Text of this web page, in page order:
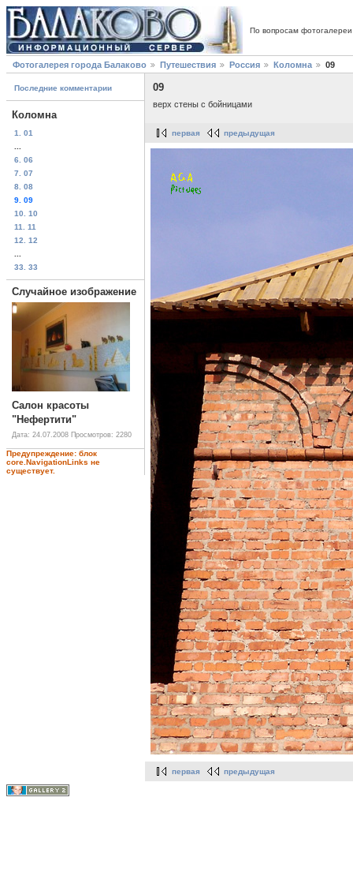
По вопросам
Фотогалерея города Балаково Путешествия Россия Коломна 09
Последние комментарии
Коломна
1. 01
6. 06
7. 07
8. 08
9. 09
10. 10
11. 11
12. 12
33. 33
Случайное изображение
Салон красоты
"Нефертити"
Дата: 24.07.2008 Просмотров: 2280
Предупреждение: блок
core.NavigationLinks не
существует.
09
верх стены с бойницами
первая предыдущая
первая предыдущая